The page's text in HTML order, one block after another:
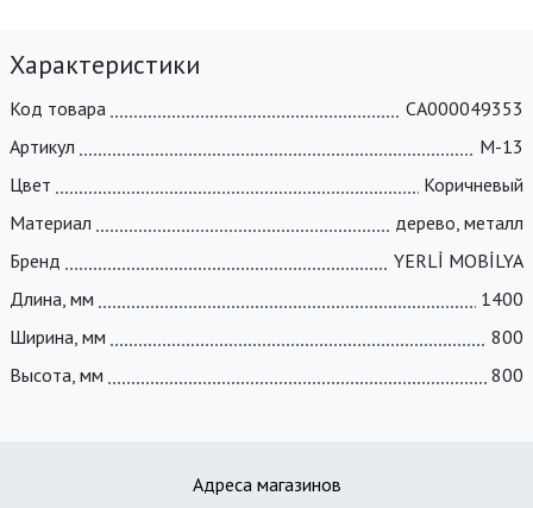
Характеристики
Код товара
СА000049353
Артикул
M-13
Цвет
Коричневый
Материал
дерево, металл
Бренд
YERLİ MOBİLYA
Длина, мм
1400
Ширина, мм
800
Высота, мм
800
Адреса магазинов